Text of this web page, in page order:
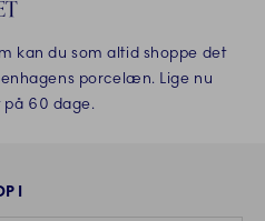
kan du som altid shoppe det
porcelæn. Lige nu
60 dage.
I